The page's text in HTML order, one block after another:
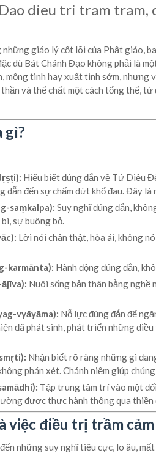
dieu tri tram
giáo lý cốt lõi của Phật giáo,
dù Bát Chánh Đạo không phải là
mộng tinh hay xuất tinh sớm,
và thể chất một cách tổng thể,
gì?
Hiểu biết đúng đắn về Tứ Diệu
dẫn đến sự chấm dứt khổ đau. Đây là
saṃkalpa): Suy nghĩ đúng đắn,
sự buông bỏ.
Lời nói chân thật, hòa ái, không
karmānta): Hành động đúng đắn,
Nuôi sống bản thân bằng nghề
vyāyāma): Nỗ lực đúng đắn để
đã phát sinh, phát triển những
Nhận biết rõ ràng những gì
phán xét. Chánh niệm giúp
Tập trung tâm trí vào một
được thực hành thông qua thiền
việc điều trị trầm cảm
những suy nghĩ tiêu cực, lo âu,